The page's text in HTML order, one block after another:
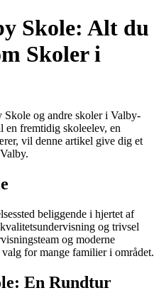
Skole: Alt du
Skoler i
og andre skoler i Valby-
fremtidig skoleelev, en
vil denne artikel give dig et
beliggende i hjertet af
og trivsel
og moderne
for mange familier i området.
En Rundtur